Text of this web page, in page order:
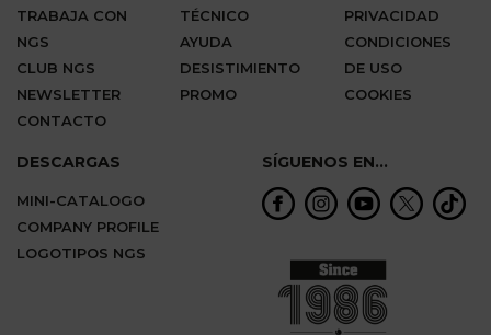
TRABAJA CON
NGS
CLUB NGS
NEWSLETTER
CONTACTO
TÉCNICO
AYUDA
DESISTIMIENTO
PROMO
PRIVACIDAD
CONDICIONES
DE USO
COOKIES
DESCARGAS
MINI-CATALOGO
COMPANY PROFILE
LOGOTIPOS NGS
SÍGUENOS EN...